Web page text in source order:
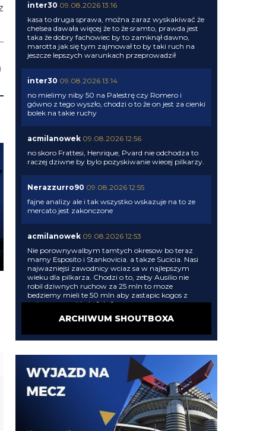
inter30 09.08.2026 13:16
kasa to druga sprawa, można zaraz wyskakiwać że
chelsea dawała więcej że to że sramto, prawda jest
taka że dobry fachowiec by to zamknął dawno,
marotta jak się tym zajmował to by taki ruch na
jeszcze lepszych warunkach przeprowadził
inter30 09.08.2026 13:14
no mielimy niby 50 na Palestrę czy Romero i
gówno z tego wyszło, chodzi o to że on jest za cienki
bolek na takie ruchy
acmilanowek 09.08.2026 12:56
no skoro Frattesi, Henrique, Pvard nie odchodza to
raczej dziwne by bylo pozyskiwanie wiecej pilkarzy.
Nerazzurro90 09.08.2026 12:55
fajne analizy ale i tak wszystko wskazuje na to ze
mercato jest zakonczone
acmilanowek 09.08.2026 12:53
Nie porownywalbym tamtych okresow bo teraz
mamy Esposito i Stankovicia. a takze Sucicia. Nasi
najwazniejsi zawodnicy wciaz sa w najlepszym
wieku dla pilkarza. Chodzi o to, zeby Ausilio nie
robil dziwnych ruchow za 25 mln to moze
bedziemy mieli te 50 mln aby zastapic kogos z
ppierwszego skladu 1 do 1.
wygraliśmy triplettę, to po co cokolwiek zmieniać.
Xucatlan
acmilanowek 09.08.2026 10:02 a co w tej chwili
oprocz wahadla nam trzeba ?
ARCHIWUM SHOUTBOXA